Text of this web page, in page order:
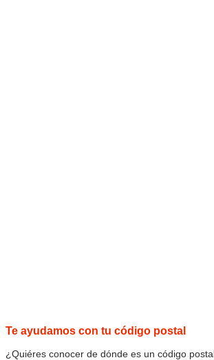
Te ayudamos con tu código postal
¿Quiéres conocer de dónde es un código